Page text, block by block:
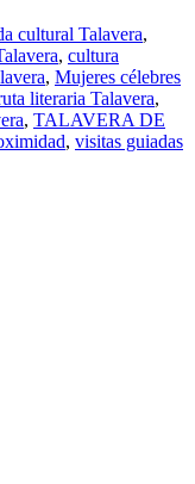
cultural Talavera,
, cultura
, Mujeres célebres
literaria Talavera,
, TALAVERA DE
, visitas guiadas